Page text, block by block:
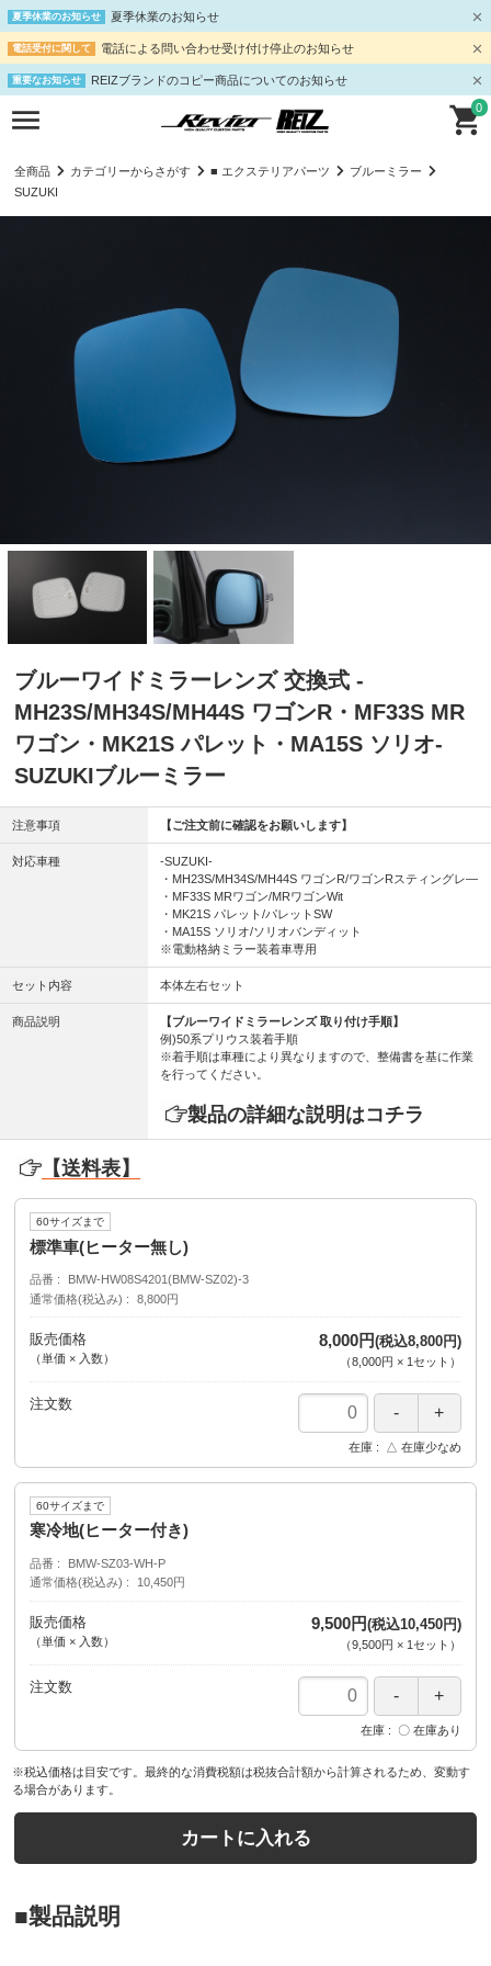
夏季休業のお知らせ 夏季休業のお知らせ
電話受付に関して 電話による問い合わせ受け付け停止のお知らせ
重要なお知らせ REIZブランドのコピー商品についてのお知らせ
0
全商品 カテゴリーからさがす ■ エクステリアパーツ
ブルーミラー
SUZUKI
ブルーワイドミラーレンズ 交換式 -
MH23S/MH34S/MH44S ワゴンR・MF33S MR
ワゴン・MK21S パレット・MA15S ソリオ-
SUZUKIブルーミラー
注意事項 【ご注文前に確認をお願いします】
対応車種
-SUZUKI-
・MH23S/MH34S/MH44S ワゴンR/ワゴンRスティングレ―
・MF33S MRワゴン/MRワゴンWit
・MK21S パレット/パレットSW
・MA15S ソリオ/ソリオバンディット
※電動格納ミラー装着車専用
セット内容 本体左右セット
商品説明
【ブルーワイドミラーレンズ 取り付け手順】
例)50系プリウス装着手順
※着手順は車種により異なりますので、整備書を基に作業
を行ってください。
製品の詳細な説明はコチラ
【送料表】
60サイズまで
標準車(ヒーター無し)
品番
BMW-HW08S4201(BMW-SZ02)-3
通常価格(税込み)
8,800円
販売価格
（単価 × 入数）
8,000円(税込8,800円)
（8,000円 × 1セット ）
注文数
在庫 △ 在庫少なめ
60サイズまで
寒冷地(ヒーター付き)
品番
BMW-SZ03-WH-P
通常価格(税込み)
10,450円
販売価格
（単価 × 入数）
9,500円(税込10,450円)
（9,500円 × 1 セット ）
注文数
在庫 〇 在庫あり
※税込価格は目安です。最終的な消費税額は税抜合計額から計算されるため、変動す
る場合があります。
カートに入れる
■製品説明